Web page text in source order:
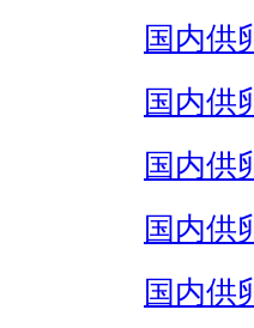
国内供
国内供
国内供
国内供
国内供